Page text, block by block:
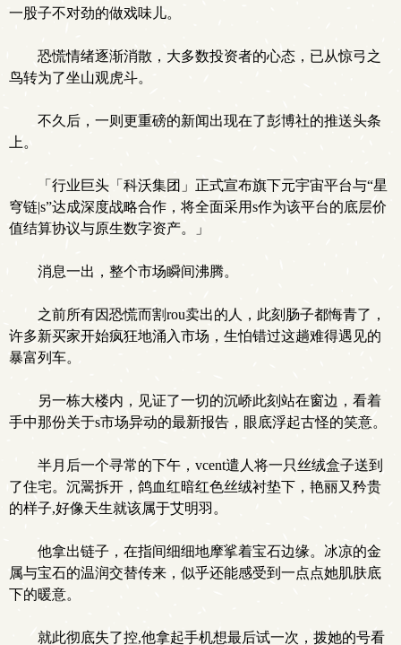
一股子不对劲的做戏味儿。
恐慌情绪逐渐消散，大多数投资者的心态，已从惊弓之
鸟转为了坐山观虎斗。
不久后，一则更重磅的新闻出现在了彭博社的推送头条
上。
「行业巨头「科沃集团」正式宣布旗下元宇宙平台与“星
穹链|s”达成深度战略合作，将全面采用s作为该平台的底层价
值结算协议与原生数字资产。」
消息一出，整个市场瞬间沸腾。
之前所有因恐慌而割rou卖出的人，此刻肠子都悔青了，
许多新买家开始疯狂地涌入市场，生怕错过这趟难得遇见的
暴富列车。
另一栋大楼内，见证了一切的沉峤此刻站在窗边，看着
手中那份关于s市场异动的最新报告，眼底浮起古怪的笑意。
半月后一个寻常的下午，vcent遣人将一只丝绒盒子送到
了住宅。沉翯拆开，鸽血红暗红色丝绒衬垫下，艳丽又矜贵
的样子,好像天生就该属于艾明羽。
他拿出链子，在指间细细地摩挲着宝石边缘。冰凉的金
属与宝石的温润交替传来，似乎还能感受到一点点她肌肤底
下的暖意。
就此彻底失了控,他拿起手机想最后试一次，拨她的号看